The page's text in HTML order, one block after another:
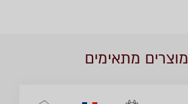
מוצרים מתאימים